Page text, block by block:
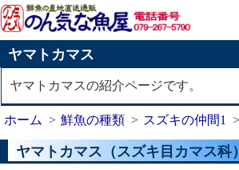
ヤマトカマス
ヤマトカマスの紹介ページです。
ホーム 鮮魚の種類 スズキの仲間1
ヤマトカマス（スズキ目カマス科）